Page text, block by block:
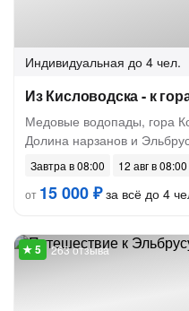
Индивидуальная до 4 чел.
Из Кисловодска - к
Медовые водопады, гора
Долина нарзанов и
Завтра в 08:00
12 авг в 08:00
от 15 000 ₽за всё до 4
263 отзыва